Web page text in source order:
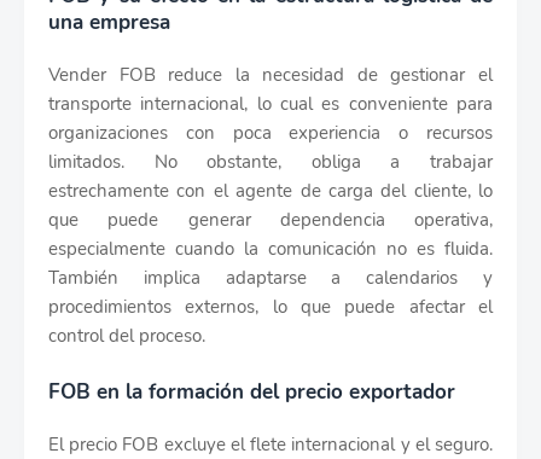
una empresa
Vender FOB reduce la necesidad de gestionar el
transporte internacional, lo cual es conveniente para
organizaciones con poca experiencia o recursos
limitados. No obstante, obliga a trabajar
estrechamente con el agente de carga del cliente, lo
que puede generar dependencia operativa,
especialmente cuando la comunicación no es fluida.
También implica adaptarse a calendarios y
procedimientos externos, lo que puede afectar el
control del proceso.
FOB en la formación del precio exportador
El precio FOB excluye el flete internacional y el seguro.